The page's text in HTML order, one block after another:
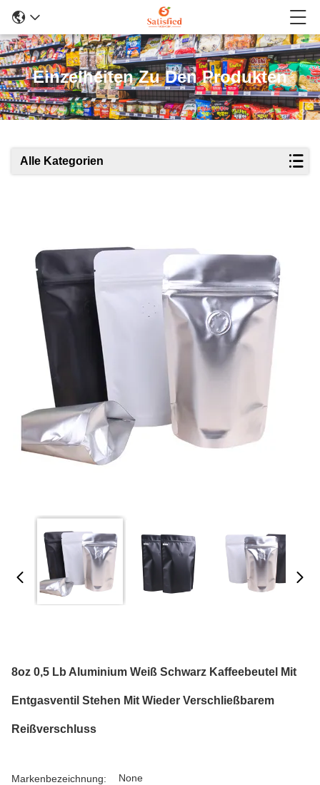
Einzelheiten Zu Den Produkten
Alle Kategorien
8oz 0,5 Lb Aluminium Weiß Schwarz Kaffeebeutel Mit
Entgasventil Stehen Mit Wieder Verschließbarem
Reißverschluss
Markenbezeichnung: None